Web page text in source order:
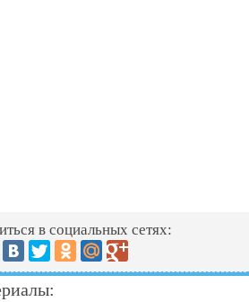
в социальных сетях: